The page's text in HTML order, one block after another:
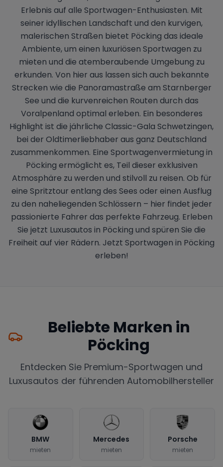
Erlebnis auf alle Sportwagen-Enthusiasten. Mit
seiner idyllischen Landschaft und den kurvigen,
malerischen Straßen bietet Pöcking das ideale
Ambiente, um einen luxuriösen Sportwagen zu
mieten und die atemberaubende Umgebung zu
erkunden. Von hier aus lassen sich auch bekannte
Strecken wie die Panoramastraße am Starnberger
See und die kurvenreichen Routen durch das
Voralpenland optimal erleben. Ein besonderes
Highlight ist die jährliche Classic-Gala Schwetzingen,
bei der Oldtimerliebhaber aus ganz Deutschland
zusammenkommen. Eine Sportwagenvermietung in
Pöcking ermöglicht es, Teil dieser exklusiven
Atmosphäre zu werden und stilvoll zu reisen. Ob für
eine Spritztour entlang des Sees oder einen Ausflug
zu den naheliegenden Schlössern – hier findet jeder
passionierte Fahrer das perfekte Fahrzeug. Erleben
Sie jetzt Luxusautos in Pöcking und spüren Sie die
Freiheit auf vier Rädern. Jetzt Sportwagen in Pöcking
erleben!
Beliebte Marken in
Pöcking
Entdecken Sie Premium-Sportwagen und
Luxusautos der führenden Automobilhersteller
BMW
mieten
Mercedes
mieten
Porsche
mieten